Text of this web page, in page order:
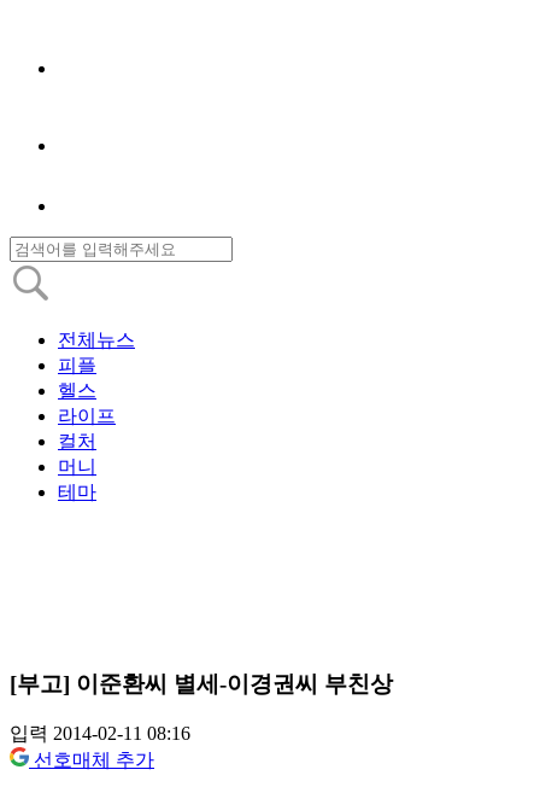
전체뉴스
피플
헬스
라이프
컬처
머니
테마
[부고] 이준환씨 별세-이경권씨 부친상
입력 2014-02-11 08:16
선호매체 추가